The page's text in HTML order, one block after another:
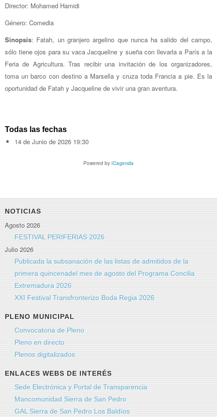
Director: Mohamed Hamidi
Género: Comedia
Sinopsis: Fatah, un granjero argelino que nunca ha salido del campo,
sólo tiene ojos para su vaca Jacqueline y sueña con llevarla a París a la
Feria de Agricultura. Tras recibir una invitación de los organizadores,
toma un barco con destino a Marsella y cruza toda Francia a pie. Es la
oportunidad de Fatah y Jacqueline de vivir una gran aventura.
Todas las fechas
14 de Junio de 2026 19:30
Powered by iCagenda
NOTICIAS
Agosto 2026
FESTIVAL PERIFERIAS 2026
Julio 2026
Publicada la subsanación de las listas de admitidos de la
primera quincenadel mes de agosto del Programa Concilia
Extremadura 2026
XXI Festival Transfronterizo Boda Regia 2026
PLENO MUNICIPAL
Convocatoria de Pleno
Pleno en directo
Plenos digitalizados
ENLACES WEBS DE INTERÉS
Sede Electrónica y Portal de Transparencia
Mancomunidad Sierra de San Pedro
GAL Sierra de San Pedro Los Baldíos